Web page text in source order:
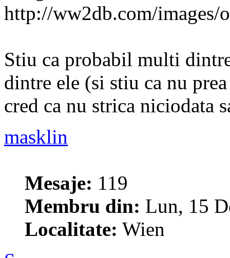
http://ww2db.com/images/
Stiu ca probabil multi
dintre ele (si stiu ca nu
cred ca nu strica niciodata
masklin
Mesaje: 119
Membru din: Lun, 15
Localitate: Wien